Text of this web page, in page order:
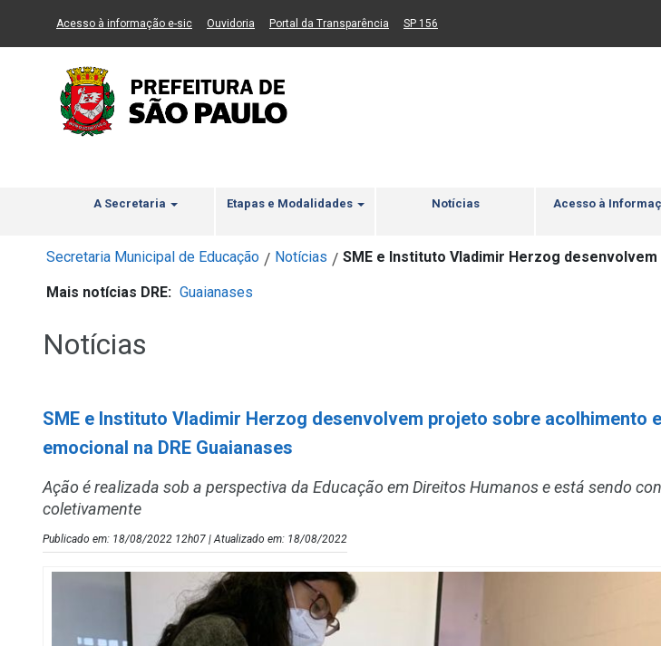
Ir ao Conteúdo Ir para menu principal 2 Ir para busca Ir para rodapé
Acesso à informação e-sic(Link para um novo sítio)
Ouvidoria (Link para um novo sítio)
Portal da Transparência (Link para um novo sítio)
SP 156
A Secretaria Etapas e Modalidades Notícias Acesso à
Secretaria Municipal de Educação / Notícias / SME e Instituto Vladimir Herzog
Mais notícias DRE: Guaianases
Notícias
SME e Instituto Vladimir Herzog desenvolvem projeto sobre acolhimento
emocional na DRE Guaianases
Ação é realizada sob a perspectiva da Educação em Direitos Humanos e está sendo
coletivamente
Publicado em: 18/08/2022 12h07 | Atualizado em: 18/08/2022